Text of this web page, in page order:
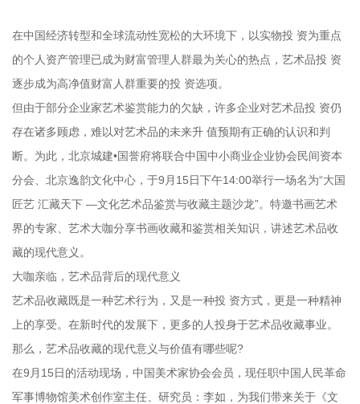
在中国经济转型和全球流动性宽松的大环境下，以实物投 资为重点
的个人资产管理已成为财富管理人群最为关心的热点，艺术品投 资
逐步成为高净值财富人群重要的投 资选项。
但由于部分企业家艺术鉴赏能力的欠缺，许多企业对艺术品投 资仍
存在诸多顾虑，难以对艺术品的未来升 值预期有正确的认识和判
断。为此，北京城建•国誉府将联合中国中小商业企业协会民间资本
分会、北京逸韵文化中心，于9月15日下午14:00举行一场名为“大国
匠艺 汇藏天下 —文化艺术品鉴赏与收藏主题沙龙”。特邀书画艺术
界的专家、艺术大咖分享书画收藏和鉴赏相关知识，讲述艺术品收
藏的现代意义。
大咖亲临，艺术品背后的现代意义
艺术品收藏既是一种艺术行为，又是一种投 资方式，更是一种精神
上的享受。在新时代的发展下，更多的人投身于艺术品收藏事业。
那么，艺术品收藏的现代意义与价值有哪些呢?
在9月15日的活动现场，中国美术家协会会员，现任职中国人民革命
军事博物馆美术创作室主任、研究员：李如，为我们带来关于《文